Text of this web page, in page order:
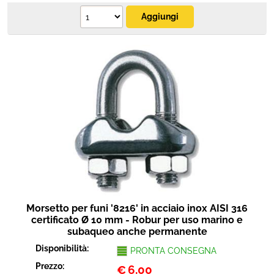
Morsetto per funi '8216' in acciaio inox AISI 316
certificato Ø 10 mm - Robur per uso marino e
subaqueo anche permanente
Disponibilità:
PRONTA CONSEGNA
Prezzo:
€6,00